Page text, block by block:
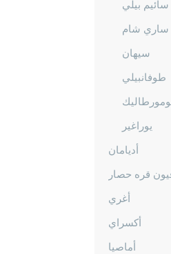
سائيم بيلي
ساري شام
سيهان
طوفانبيلي
يوراغير
أديامان
قره حصار
أغري
أكسراي
أماصيا